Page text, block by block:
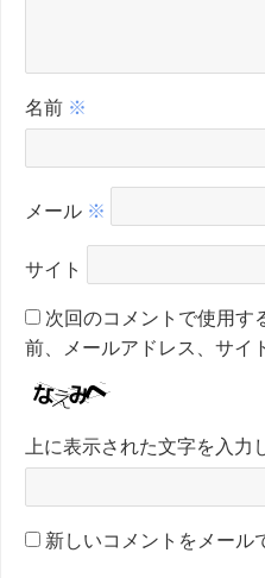
名前 ※
メール ※
サイト
次回のコメントで使用す
前、メールアドレス、サイ
上に表示された文字を入力
新しいコメントをメール